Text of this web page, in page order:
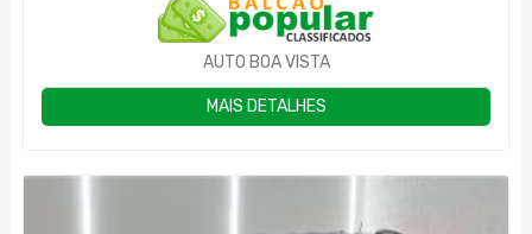
AUTO BOA VISTA
MAIS DETALHES